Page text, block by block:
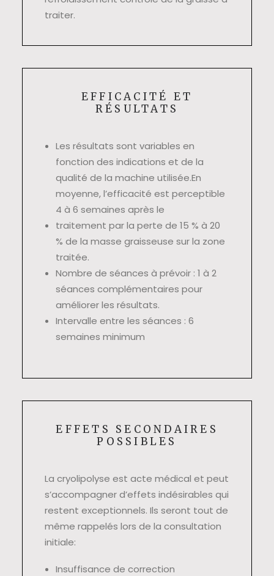
traiter.
EFFICACITÉ ET
RÉSULTATS
Les résultats sont variables en
fonction des indications et de la
qualité de la machine utilisée.En
moyenne, l’efficacité est perceptible
4 à 6 semaines après le
traitement par la perte de 15 % à 20
% de la masse graisseuse sur la zone
traitée.
Nombre de séances à prévoir : 1 à 2
séances complémentaires pour
améliorer les résultats.
Intervalle entre les séances : 6
semaines minimum
EFFETS SECONDAIRES
POSSIBLES
La cryolipolyse est acte médical et peut
s’accompagner d’effets indésirables qui
restent exceptionnels. Ils seront tout de
même rappelés lors de la consultation
initiale:
Insuffisance de correction